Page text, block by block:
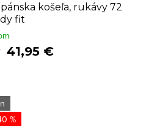
košeľa, rukávy 72
fit
41,95 €
%